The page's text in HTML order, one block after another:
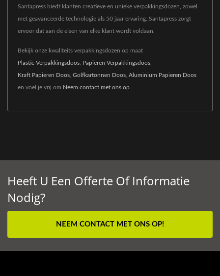
Santapress biedt klanten creatieve en unieke verpakkingsdozen, zowel
met geavanceerde technologie als 50 jaar ervaring, Santapress zorgt
ervoor dat aan de eisen van elke klant wordt voldaan.
Bekijk onze kwaliteits verpakkingsdozen op maat
Plastic Verpakkingsdoos, Papieren Verpakkingsdoos,
Kraft Papieren Doos, Golfkartonnen Doos, Aluminium Papieren Doos
en voel je vrij om Neem contact met ons op.
Heeft U Een Offerte Of Informatie
Nodig?
NEEM CONTACT MET ONS OP!